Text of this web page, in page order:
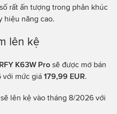
rất ấn tượng trong phân khúc
hiệu năng cao.
lên kệ
K63W Pro sẽ được mở bán
với mức giá 179,99 EUR.
lên kệ vào tháng 8/2026 với